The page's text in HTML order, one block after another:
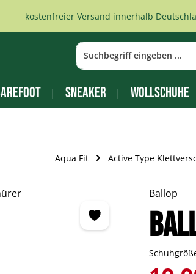
kostenfreier Versand innerhalb
Sneaker Wollschuhe
Aqua Fit Active Type
Ballop